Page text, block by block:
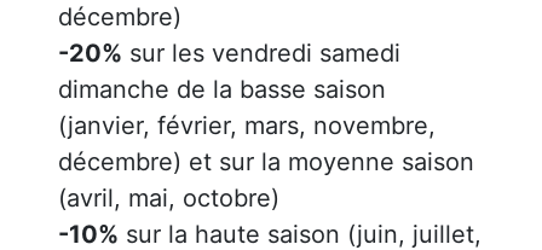
décembre)
-20% sur les vendredi samedi
dimanche de la basse saison
(janvier, février, mars, novembre,
décembre) et sur la moyenne saison
(avril, mai, octobre)
-10% sur la haute saison (juin, juillet,